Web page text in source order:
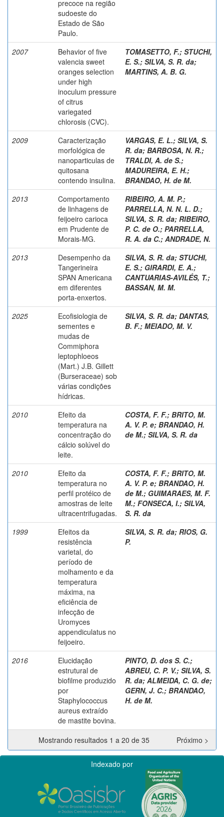
precoce na região
sudoeste do
Estado de São
Paulo.
2007
Behavior of five
valencia sweet
oranges selection
under high
inoculum pressure
of citrus
variegated
chlorosis (CVC).
TOMASETTO, F.; STUCHI,
E. S.; SILVA, S. R. da;
MARTINS, A. B. G.
2009
Caracterização
morfológica de
nanoparticulas de
quitosana
contendo insulina.
VARGAS, E. L.; SILVA, S.
R. da; BARBOSA, N. R.;
TRALDI, A. de S.;
MADUREIRA, E. H.;
BRANDAO, H. de M.
2013
Comportamento
de linhagens de
feijoeiro carioca
em Prudente de
Morais-MG.
RIBEIRO, A. M. P.;
PARRELLA, N. N. L. D.;
SILVA, S. R. da; RIBEIRO,
P. C. de O.; PARRELLA,
R. A. da C.; ANDRADE, N.
2013
Desempenho da
Tangerineira
SPAN Americana
em diferentes
porta-enxertos.
SILVA, S. R. da; STUCHI,
E. S.; GIRARDI, E. A.;
CANTUARIAS-AVILÉS, T.;
BASSAN, M. M.
2025
Ecofisiologia de
sementes e
mudas de
Commiphora
leptophloeos
(Mart.) J.B. Gillett
(Burseraceae) sob
várias condições
hídricas.
SILVA, S. R. da; DANTAS,
B. F.; MEIADO, M. V.
2010
Efeito da
temperatura na
concentração do
cálcio solúvel do
leite.
COSTA, F. F.; BRITO, M.
A. V. P. e; BRANDAO, H.
de M.; SILVA, S. R. da
2010
Efeito da
temperatura no
perfil protéico de
amostras de leite
ultracentrifugadas.
COSTA, F. F.; BRITO, M.
A. V. P. e; BRANDAO, H.
de M.; GUIMARAES, M. F.
M.; FONSECA, I.; SILVA,
S. R. da
1999
Efeitos da
resistência
varietal, do
período de
molhamento e da
temperatura
máxima, na
eficiência de
infecção de
Uromyces
appendiculatus no
feijoeiro.
SILVA, S. R. da; RIOS, G.
P.
2016
Elucidação
estrutural de
biofilme produzido
por
Staphylococcus
aureus extraído
de mastite bovina.
PINTO, D. dos S. C.;
ABREU, C. P. V.; SILVA, S.
R. da; ALMEIDA, C. G. de;
GERN, J. C.; BRANDAO,
H. de M.
Mostrando resultados 1 a 20 de 35 Próximo >
Indexado por